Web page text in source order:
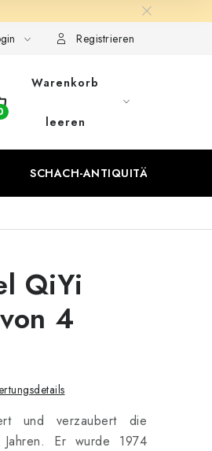
Registrieren
Warenkorb
leeren
SCHACH-ANTIQUITÄTENLADEN
QiYi
4
und verzaubert die
Er wurde 1974